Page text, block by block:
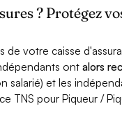
? Protégez
votre caisse
ontalors
salarié) et les
TNS pour Piqueur /